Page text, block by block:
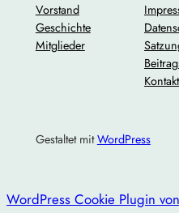
Vorstand
Geschichte
Mitglieder
Kontakt
Gestaltet mitWordPress
WordPress Cookie Plugin